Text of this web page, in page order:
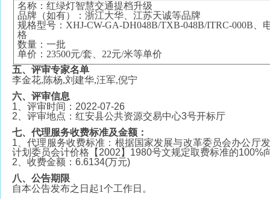
名称：红绿灯智慧交通提档升级
品牌（如有）：浙江大华、江苏天诚等品牌
规格型号： XHJ-CW-GA-DH048B/TXB-048B/ITRC-000B、
格
数量：一批
单价： 23500元/套、22元/米等单价
五、评审专家名单
李金花,陈杨,刘建华,汪军,倪宁
六、评审信息
1、评审时间：2022-07-26
2、评审地点：红安县公共资源交易中心3号开标厅
七、代理服务收费标准及金额：
1、代理服务收费标准：根据国家发展与改革委员会办公厅
计划委员会计价格【2002】1980号文规定取费标准的100%
2、收费金额：6.6134(万元)
八、公告期限
自本公告发布之日起1个工作日。